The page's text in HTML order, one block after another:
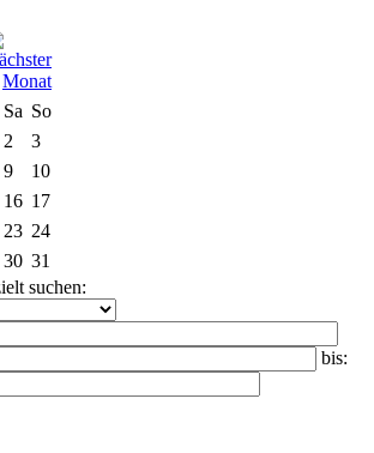
Sa So
2
3
9
10
16 17
23 24
30 31
suchen:
bis: